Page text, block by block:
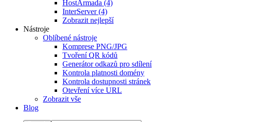
HostArmada (4)
InterServer(4)
Zobrazit nejlepší
Nástroje
Oblíbené nástroje
Komprese PNG/JPG
Tvoření QR kódů
Generátor odkazů pro sdílení
Kontrola platnosti domény
Kontrola dostupnosti stránek
Otevření více URL
Zobrazit vše
Blog